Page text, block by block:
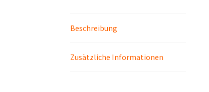
Beschreibung
Zusätzliche Informationen